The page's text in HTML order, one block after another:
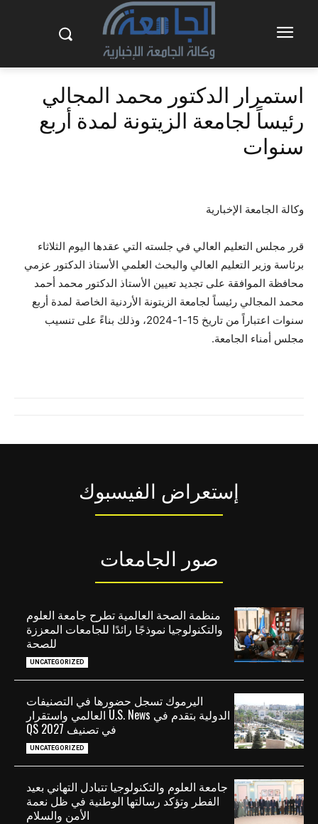
استمرار الدكتور محمد المجالي
رئيساً لجامعة الزيتونة لمدة أربع
سنوات
وكالة الجامعة الإخبارية
قرر مجلس التعليم العالي في جلسته التي عقدها اليوم الثلاثاء
برئاسة وزير التعليم العالي والبحث العلمي الأستاذ الدكتور عزمي
محافظة الموافقة على تجديد تعيين الأستاذ الدكتور محمد أحمد
محمد المجالي رئيساً لجامعة الزيتونة الأردنية الخاصة لمدة أربع
سنوات اعتباراً من تاريخ 15-1-2024، وذلك بناءً على تنسيب
مجلس أمناء الجامعة.
إستعراض الفيسبوك
صور الجامعات
منظمة الصحة العالمية تطرح جامعة العلوم
والتكنولوجيا نموذجًا رائدًا للجامعات المعززة
للصحة
UNCATEGORIZED
اليرموك تسجل حضورها في التصنيفات
الدولية بتقدم في U.S. News العالمي واستقرار
في تصنيف QS 2027
UNCATEGORIZED
جامعة العلوم والتكنولوجيا تتبادل التهاني بعيد
الفطر وتؤكد رسالتها الوطنية في ظل نعمة
الأمن والسلام